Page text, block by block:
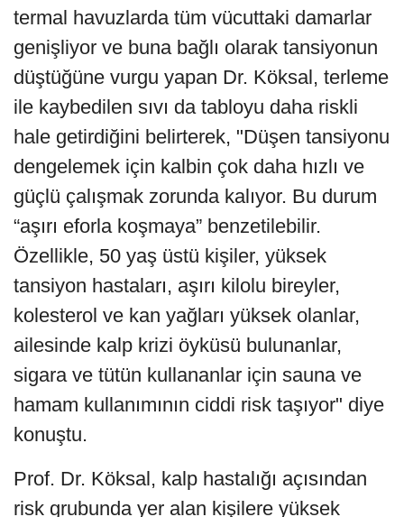
termal havuzlarda tüm vücuttaki damarlar
genişliyor ve buna bağlı olarak tansiyonun
düştüğüne vurgu yapan Dr. Köksal, terleme
ile kaybedilen sıvı da tabloyu daha riskli
hale getirdiğini belirterek, "Düşen tansiyonu
dengelemek için kalbin çok daha hızlı ve
güçlü çalışmak zorunda kalıyor. Bu durum
“aşırı eforla koşmaya” benzetilebilir.
Özellikle, 50 yaş üstü kişiler, yüksek
tansiyon hastaları, aşırı kilolu bireyler,
kolesterol ve kan yağları yüksek olanlar,
ailesinde kalp krizi öyküsü bulunanlar,
sigara ve tütün kullananlar için sauna ve
hamam kullanımının ciddi risk taşıyor" diye
konuştu.
Prof. Dr. Köksal, kalp hastalığı açısından
risk grubunda yer alan kişilere yüksek